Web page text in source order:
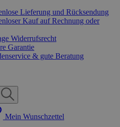
Lieferung und Rücksendung
Kauf auf Rechnung oder
Widerrufsrecht
Garantie
& gute Beratung
Mein Wunschzettel